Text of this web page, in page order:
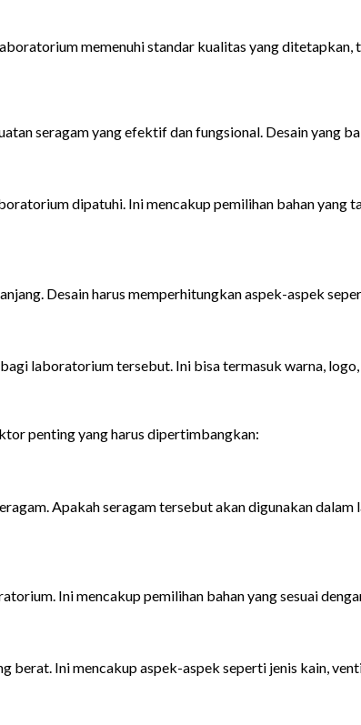
memenuhi standar kualitas yang
seragam yang efektif dan fungsional. Desain
dipatuhi. Ini mencakup pemilihan bahan
Desain harus memperhitungkan aspek-aspek
laboratorium tersebut. Ini bisa termasuk warna,
penting yang harus dipertimbangkan:
Apakah seragam tersebut akan digunakan
Ini mencakup pemilihan bahan yang sesuai
berat. Ini mencakup aspek-aspek seperti jenis kain,